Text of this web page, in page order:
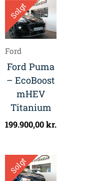
Solgt
Ford
Ford Puma
– EcoBoost
mHEV
Titanium
199.900,00kr.
Solgt